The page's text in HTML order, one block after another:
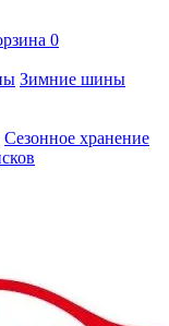
0
Зимние шины
Сезонное хранение